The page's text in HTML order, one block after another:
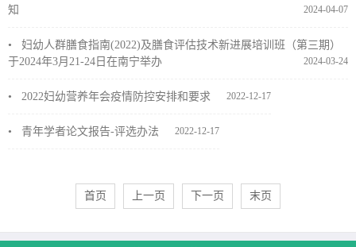
知
2024-04-07
• 妇幼人群膳食指南(2022)及膳食评估技术新进展培训班（第三期）
于2024年3月21-24日在南宁举办
2024-03-24
• 2022妇幼营养年会疫情防控安排和要求 2022-12-17
• 青年学者论文报告-评选办法 2022-12-17
首页 上一页 下一页 末页